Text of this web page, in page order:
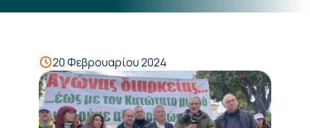
20 Φεβρουαρίου 2024